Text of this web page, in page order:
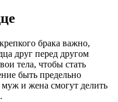
брака важно,
друг перед другом
тела, чтобы стать
быть предельно
и жена смогут делить